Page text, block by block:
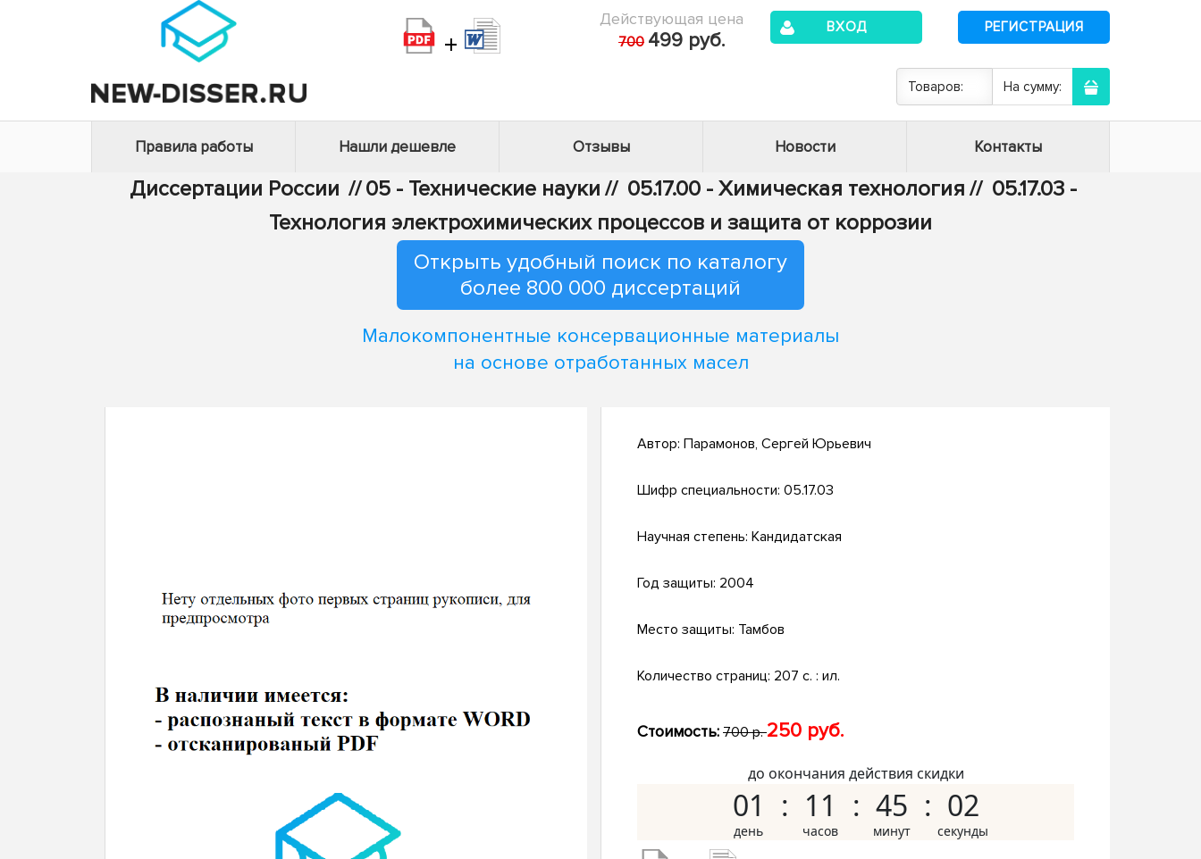
+
Действующая цена
700 499 руб.
ВХОД РЕГИСТРАЦИЯ
Товаров: На сумму:
Правила работы Нашли дешевле Отзывы Новости Контакты
Диссертации России // 05 - Технические науки // 05.17.00 - Химическая технология // 05.17.03 -
Технология электрохимических процессов и защита от коррозии
Открыть удобный поиск по каталогу
более 800 000 диссертаций
Малокомпонентные консервационные материалы
на основе отработанных масел
Автор: Парамонов, Сергей Юрьевич
Шифр специальности: 05.17.03
Научная степень: Кандидатская
Год защиты: 2004
Место защиты: Тамбов
Количество страниц: 207 с. : ил.
Стоимость: 700 р.250 руб.
до окончания действия скидки
01 11 45 01